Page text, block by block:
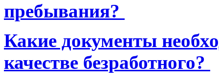
пребывания?
Какие документы
качестве безработного?